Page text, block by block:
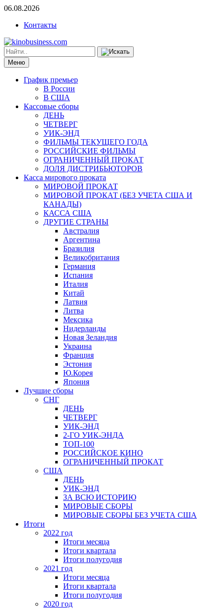
06.08.2026
Контакты
Меню
График премьер
В России
В США
Кассовые сборы
ДЕНЬ
ЧЕТВЕРГ
УИК-ЭНД
ФИЛЬМЫ ТЕКУЩЕГО ГОДА
РОССИЙСКИЕ ФИЛЬМЫ
ОГРАНИЧЕННЫЙ ПРОКАТ
ДОЛЯ ДИСТРИБЬЮТОРОВ
Касса мирового проката
МИРОВОЙ ПРОКАТ
МИРОВОЙ ПРОКАТ (БЕЗ УЧЕТА США И
КАНАДЫ)
КАССА США
ДРУГИЕ СТРАНЫ
Австралия
Аргентина
Бразилия
Великобритания
Германия
Испания
Италия
Китай
Латвия
Литва
Мексика
Нидерланды
Новая Зеландия
Украина
Франция
Эстония
Ю.Корея
Япония
Лучшие сборы
СНГ
ДЕНЬ
ЧЕТВЕРГ
УИК-ЭНД
2-ГО УИК-ЭНДА
ТОП-100
РОССИЙСКОЕ КИНО
ОГРАНИЧЕННЫЙ ПРОКАТ
США
ДЕНЬ
УИК-ЭНД
ЗА ВСЮ ИСТОРИЮ
МИРОВЫЕ СБОРЫ
МИРОВЫЕ СБОРЫ БЕЗ УЧЕТА США
Итоги
2022 год
Итоги месяца
Итоги квартала
Итоги полугодия
2021 год
Итоги месяца
Итоги квартала
Итоги полугодия
2020 год